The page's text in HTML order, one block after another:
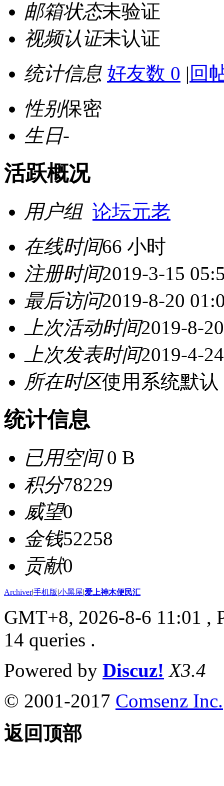
邮箱状态未验证
视频认证未认证
统计信息 好友数 0 | 回
性别保密
生日-
活跃概况
用户组 论坛元老
在线时间66 小时
注册时间2019-3-15
最后访问2019-8-20
上次活动时间2019-8-
上次发表时间2019-4-
所在时区使用系统默认
统计信息
已用空间0 B
积分78229
威望0
金钱52258
贡献0
Archiver|手机版|小黑屋|爱上神木便民汇
GMT+8, 2026-8-6 11:01 ,
14 queries .
Powered by Discuz! X3.4
© 2001-2017 Comsenz Inc.
返回顶部